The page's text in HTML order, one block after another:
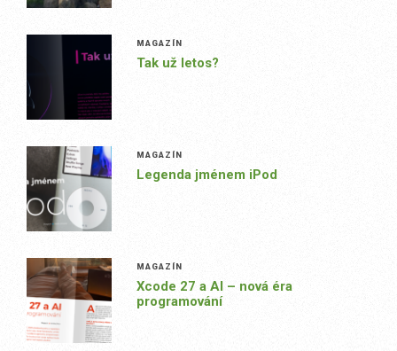
MAGAZÍN
Tak už letos?
MAGAZÍN
Legenda jménem iPod
MAGAZÍN
Xcode 27 a AI – nová éra
programování